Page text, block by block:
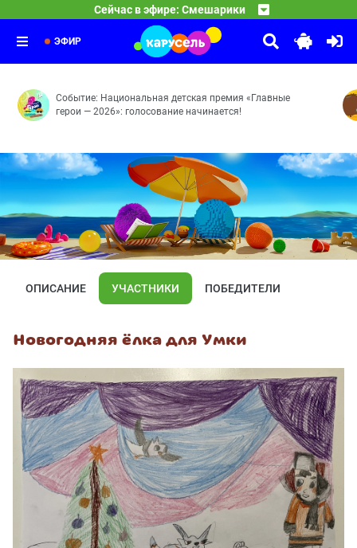
Сейчас в эфире: Смешарики
Принц для Нюши — Двигатель прогресса — Как
18:30
Оранжевая корова
Средние века — Розыгрыш — Грабли — Робот —
Спокойной ночи, малыши!
Передача «Спокойной ночи, малыши!» — уникальное
ЭФИР
Событие: Национальная детская премия «Главные
герои — 2026»: голосование начинается!
ОПИСАНИЕ УЧАСТНИКИ ПОБЕДИТЕЛИ
Новогодняя ёлка для Умки